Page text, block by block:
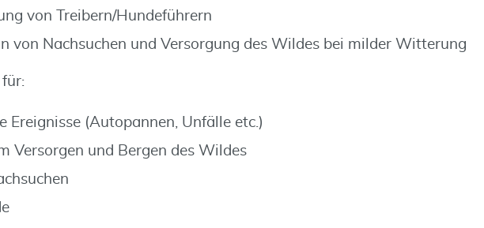
von Treibern/Hundeführern
von Nachsuchen und Versorgung des Wildes bei milder Witterung
Ereignisse (Autopannen, Unfälle etc.)
Versorgen und Bergen des Wildes